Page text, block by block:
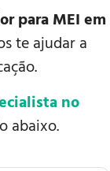
para MEI em
te ajudar a
no
abaixo.